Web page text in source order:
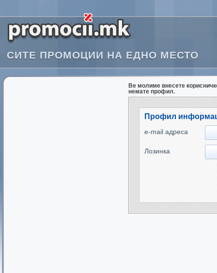
СИТЕ ПРОМОЦИИ НА ЕДНО МЕСТО
Ве молиме внесете
немате профил.
Профил
e-mail адреса
Лозинка